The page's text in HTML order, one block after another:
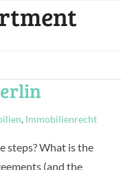
, Immobilienrecht
steps? What is the
(and the